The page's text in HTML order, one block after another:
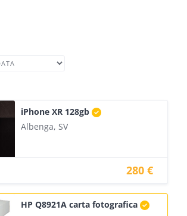
iPhone XR 128gb
Albenga, SV
280 €
HP Q8921A carta fotografica